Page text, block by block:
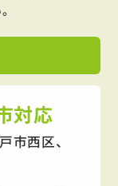
対応
市西区、